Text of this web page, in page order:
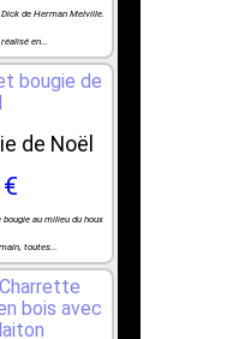
de Herman Melville.
en...
de Noël
au milieu du houx
toutes...